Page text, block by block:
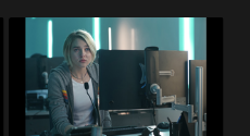
後、ギャヴィンとイジーは意外なと
ころに助けを求める。